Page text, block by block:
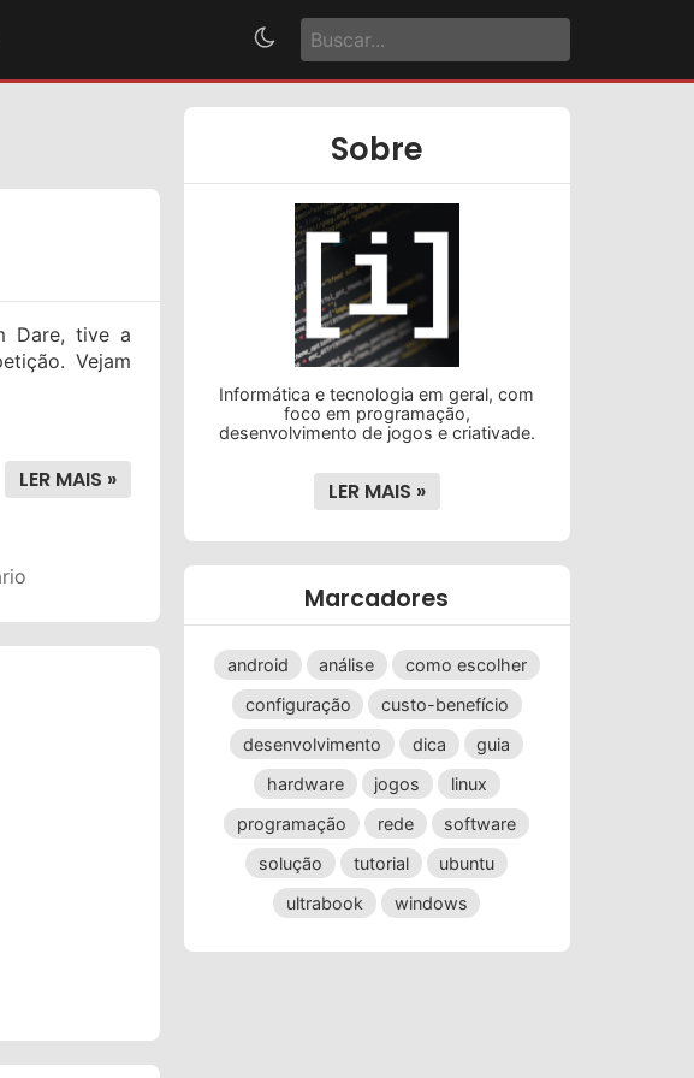
Dare, tive a
Vejam
LER MAIS »
Sobre
Informática e tecnologia em geral, com
foco em programação,
desenvolvimento de jogos e criativade.
LER MAIS »
Marcadores
android análise
como escolher
configuração
custo-benefício
desenvolvimento
dica
guia
hardware
jogos
linux
programação
rede
software
solução
tutorial
ubuntu
ultrabook
windows